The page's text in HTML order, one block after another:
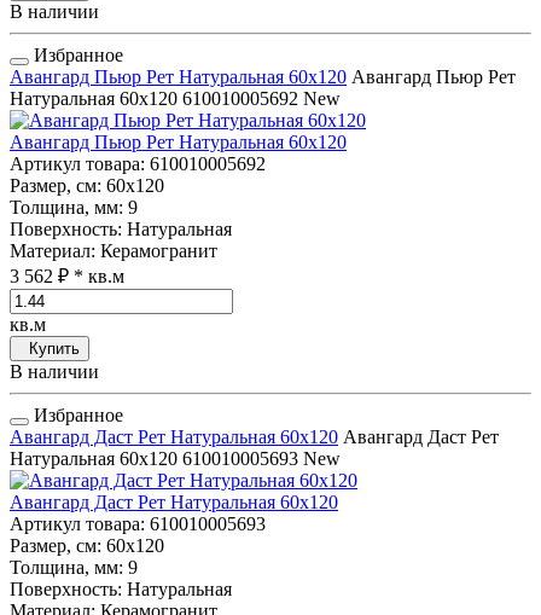
В наличии
Избранное
Авангард Пьюр Рет Натуральная 60x120 Авангард Пьюр Рет
Натуральная 60x120 610010005692 New
Авангард Пьюр Рет Натуральная 60x120
Артикул товара: 610010005692
Размер, см: 60x120
Толщина, мм: 9
Поверхность: Натуральная
Материал: Керамогранит
3 562 ₽ * кв.м
кв.м
Купить
В наличии
Избранное
Авангард Даст Рет Натуральная 60x120 Авангард Даст Рет
Натуральная 60x120 610010005693 New
Авангард Даст Рет Натуральная 60x120
Артикул товара: 610010005693
Размер, см: 60x120
Толщина, мм: 9
Поверхность: Натуральная